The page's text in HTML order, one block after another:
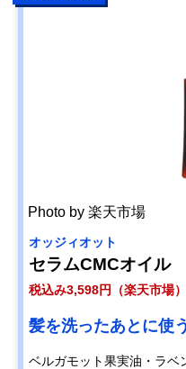
Photo by 楽天市場
オッジィオット
セラムCMCオイル
税込み3,598円（楽天市場）
髪を洗ったあとに使
ベルガモット果実油・ラベ